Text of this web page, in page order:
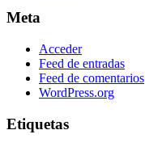
Meta
Acceder
Feed de entradas
Feed de comentarios
WordPress.org
Etiquetas